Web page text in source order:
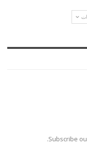
Subscribe